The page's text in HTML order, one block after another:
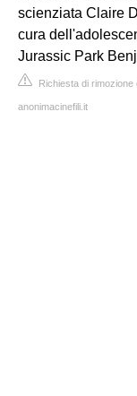
scienziata Claire
cura
Jurassic Park
Richiesta di rimozione
anonimacinefili.it